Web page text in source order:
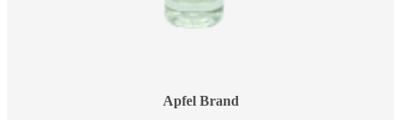
Apfel Brand